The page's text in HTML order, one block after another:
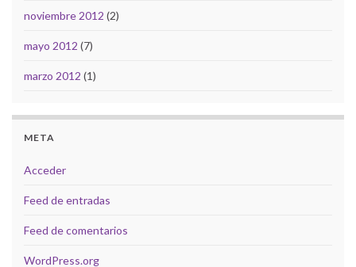
noviembre 2012 (2)
mayo 2012 (7)
marzo 2012 (1)
META
Acceder
Feed de entradas
Feed de comentarios
WordPress.org